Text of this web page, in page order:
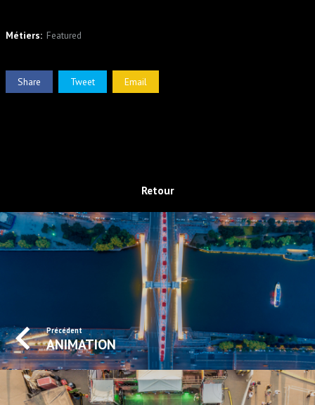
Métiers: Featured
Share Tweet Email
Retour
Précédent
ANIMATION